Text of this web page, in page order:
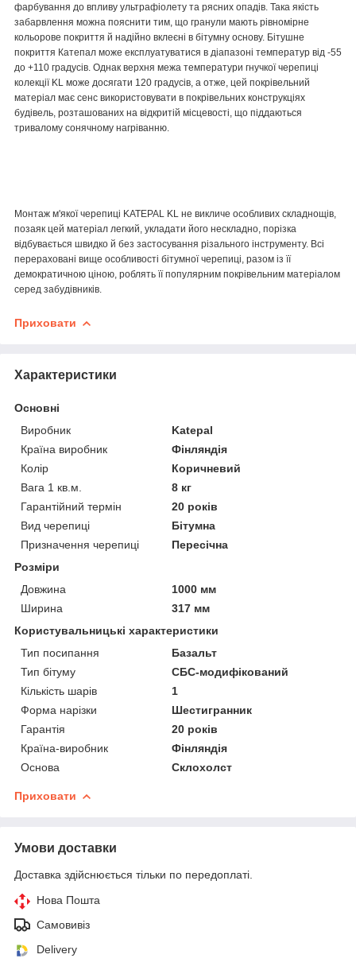
фарбування до впливу ультрафіолету та рясних опадів. Така якість
забарвлення можна пояснити тим, що гранули мають рівномірне
кольорове покриття й надійно вклеєні в бітумну основу. Бітушне
покриття Катепал може експлуатуватися в діапазоні температур від -55
до +110 градусів. Однак верхня межа температури гнучкої черепиці
колекції KL може досягати 120 градусів, а отже, цей покрівельний
матеріал має сенс використовувати в покрівельних конструкціях
будівель, розташованих на відкритій місцевості, що піддаються
тривалому сонячному нагріванню.
Монтаж м'якої черепиці KATEPAL KL не викличе особливих складнощів,
позаяк цей матеріал легкий, укладати його нескладно, порізка
відбувається швидко й без застосування різального інструменту. Всі
перераховані вище особливості бітумної черепиці, разом із її
демократичною ціною, роблять її популярним покрівельним матеріалом
серед забудівників.
Приховати
Характеристики
Основні
Виробник
Katepal
Країна виробник
Фінляндія
Колір
Коричневий
Вага 1 кв.м.
8 кг
Гарантійний термін
20 років
Вид черепиці
Бітумна
Призначення черепиці
Пересічна
Розміри
Довжина
1000 мм
Ширина
317 мм
Користувальницькі характеристики
Тип посипання
Базальт
Тип бітуму
СБС-модифікований
Кількість шарів
1
Форма нарізки
Шестигранник
Гарантія
20 років
Країна-виробник
Фінляндія
Основа
Склохолст
Приховати
Умови доставки
Доставка здійснюється тільки по передоплаті.
Нова Пошта
Самовивіз
Delivery